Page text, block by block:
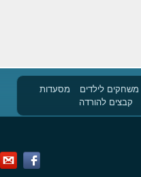
משחקים לילדים
מסעדות
קבצים להורדה